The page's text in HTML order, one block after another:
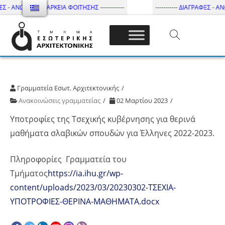
- ΑΝΩΤΑΤΗ ΔΙΑΡΚΕΙΑ ΦΟΙΤΗΣΗΣ ------------ ----------- ΔΙΑΓΡΑΦΕΣ -
Τμήμα Εσωτ. Αρχιτεκτονικής – ΔΙ.ΠΑ.Ε
Γραμματεία Εσωτ. Αρχιτεκτονικής
Ανακοινώσεις γραμματείας
02 Μαρτίου 2023
Υποτροφίες της Τσεχικής κυβέρνησης για θερινά
μαθήματα σλαβικών σπουδών για Έλληνες 2022-2023.
Πληροφορίες Γραμματεία του
Τμήματοςhttps://ia.ihu.gr/wp-
content/uploads/2023/03/20230302-ΤΣΕΧΙΑ-
ΥΠΟΤΡΟΦΙΕΣ-ΘΕΡΙΝΑ-ΜΑΘΗΜΑΤΑ.docx